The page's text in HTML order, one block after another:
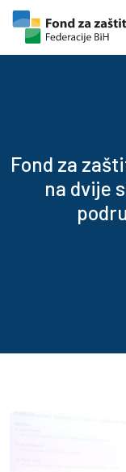
Skip to content
Skip to footer
Fond za
na dvije